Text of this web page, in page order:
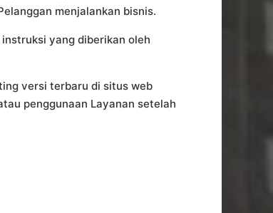
menjalankan bisnis.
yang diberikan oleh
versi terbaru di situs web
penggunaan Layanan setelah